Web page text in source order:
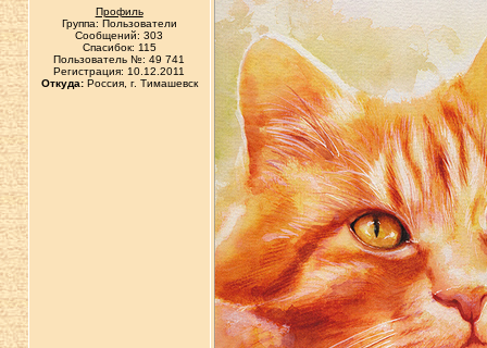
Профиль
Группа: Пользователи
Сообщений: 303
Спасибок: 115
Пользователь №: 49 741
Регистрация: 10.12.2011
Откуда:Россия, г. Тимашевск